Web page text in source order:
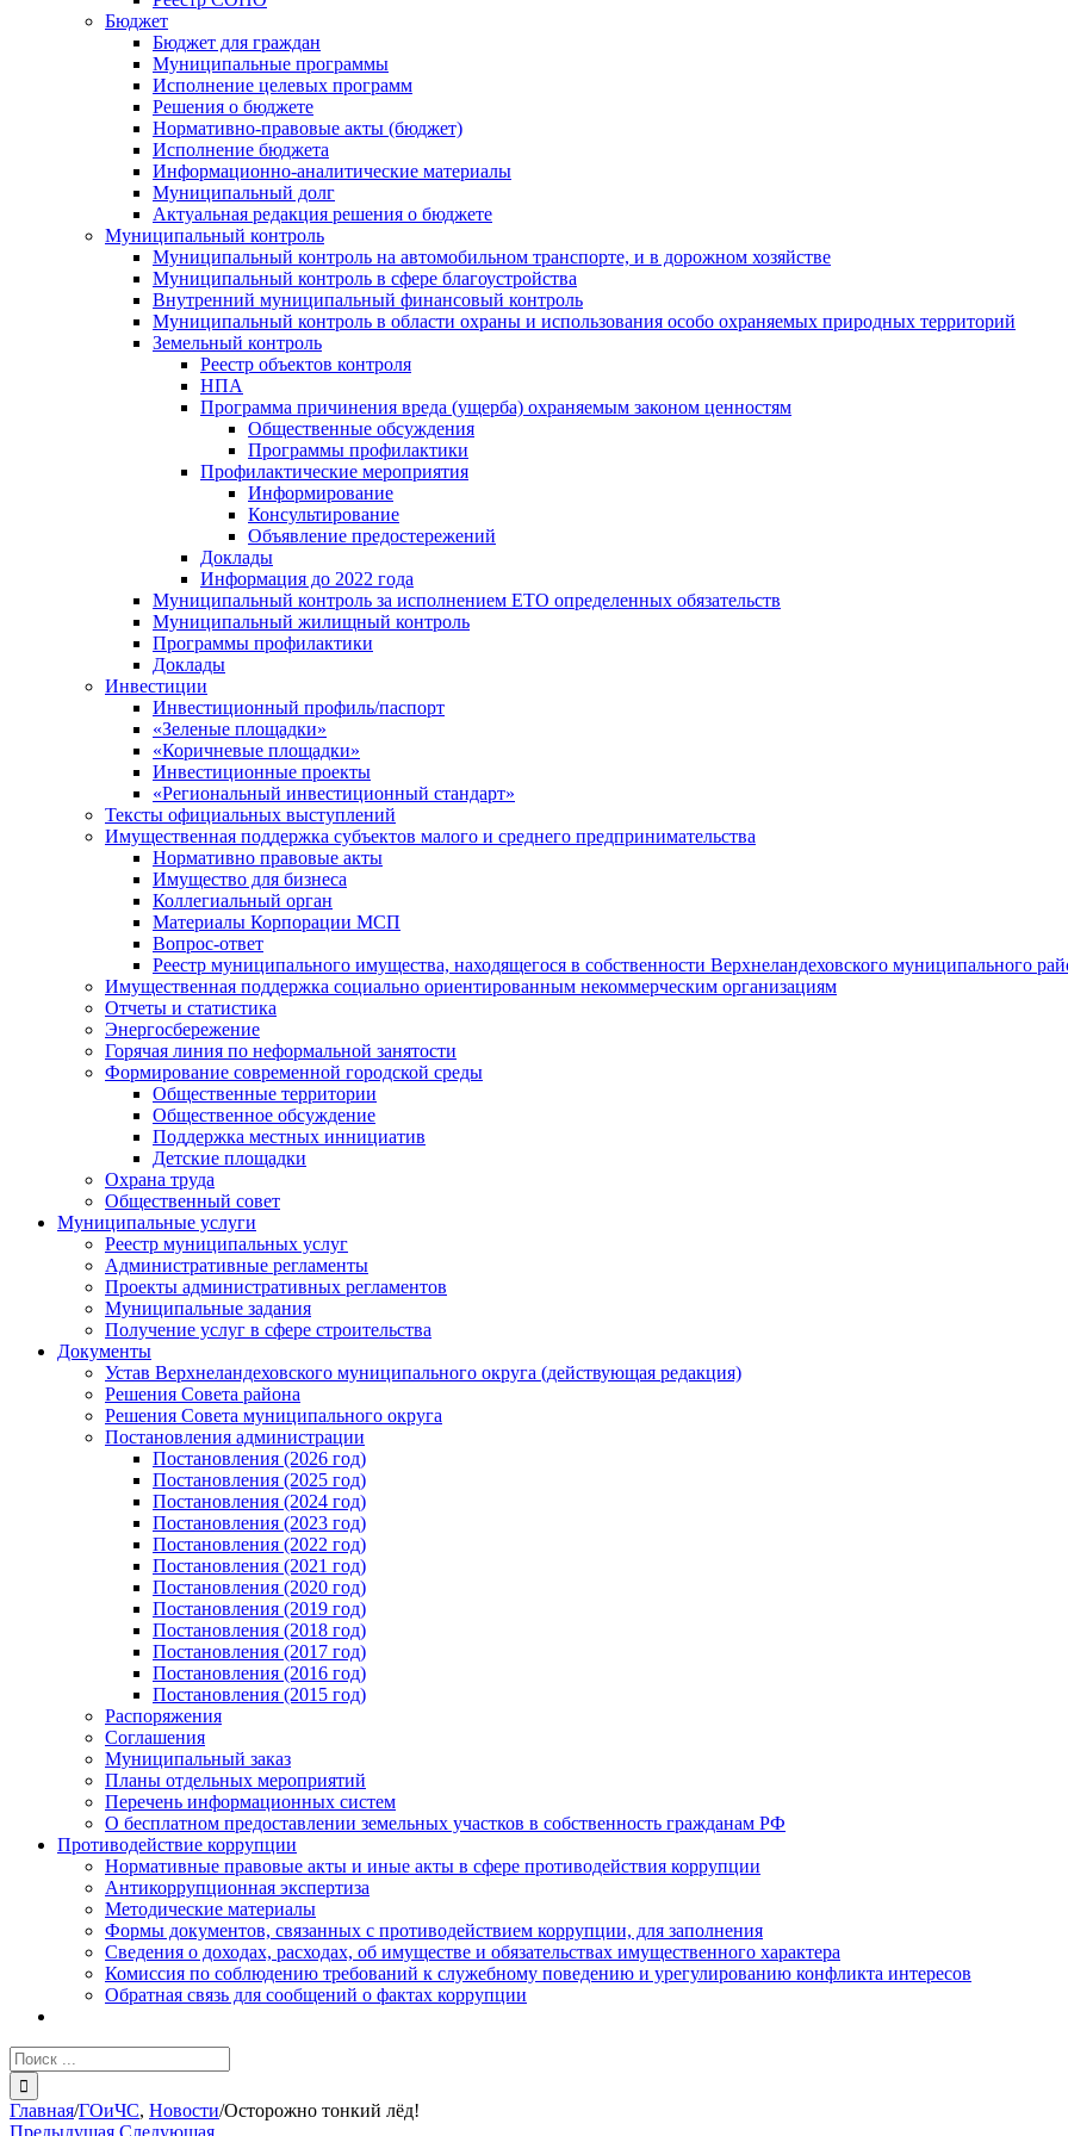
Бюджет
Бюджет для граждан
Муниципальные программы
Исполнение целевых программ
Решения о бюджете
Нормативно-правовые акты (бюджет)
Исполнение бюджета
Информационно-аналитические материалы
Муниципальный долг
Актуальная редакция решения о бюджете
Муниципальный контроль
Муниципальный контроль на автомобильном транспорте, и в дорожном хозяйстве
Муниципальный контроль в сфере благоустройства
Внутренний муниципальный финансовый контроль
Муниципальный контроль в области охраны и использования особо охраняемых природных территорий
Земельный контроль
Реестр объектов контроля
НПА
Программа причинения вреда (ущерба) охраняемым законом ценностям
Общественные обсуждения
Программы профилактики
Профилактические мероприятия
Информирование
Консультирование
Объявление предостережений
Доклады
Информация до 2022 года
Муниципальный контроль за исполнением ЕТО определенных обязательств
Муниципальный жилищный контроль
Программы профилактики
Доклады
Инвестиции
Инвестиционный профиль/паспорт
«Зеленые площадки»
«Коричневые площадки»
Инвестиционные проекты
«Региональный инвестиционный стандарт»
Тексты официальных выступлений
Имущественная поддержка субъектов малого и среднего предпринимательства
Нормативно правовые акты
Имущество для бизнеса
Коллегиальный орган
Материалы Корпорации МСП
Вопрос-ответ
Реестр муниципального имущества, находящегося в собственности Верхнеландеховского муниципального
Имущественная поддержка социально ориентированным некоммерческим организациям
Отчеты и статистика
Энергосбережение
Горячая линия по неформальной занятости
Формирование современной городской среды
Общественные территории
Общественное обсуждение
Поддержка местных иннициатив
Детские площадки
Охрана труда
Общественный совет
Муниципальные услуги
Реестр муниципальных услуг
Административные регламенты
Проекты административных регламентов
Муниципальные задания
Получение услуг в сфере строительства
Документы
Устав Верхнеландеховского муниципального округа (действующая редакция)
Решения Совета района
Решения Совета муниципального округа
Постановления администрации
Постановления (2026 год)
Постановления (2025 год)
Постановления (2024 год)
Постановления (2023 год)
Постановления (2022 год)
Постановления (2021 год)
Постановления (2020 год)
Постановления (2019 год)
Постановления (2018 год)
Постановления (2017 год)
Постановления (2016 год)
Постановления (2015 год)
Распоряжения
Соглашения
Муниципальный заказ
Планы отдельных мероприятий
Перечень информационных систем
О бесплатном предоставлении земельных участков в собственность гражданам РФ
Противодействие коррупции
Нормативные правовые акты и иные акты в сфере противодействия коррупции
Антикоррупционная экспертиза
Методические материалы
Формы документов, связанных с противодействием коррупции, для заполнения
Сведения о доходах, расходах, об имуществе и обязательствах имущественного характера
Комиссия по соблюдению требований к служебному поведению и урегулированию конфликта интересов
Обратная связь для сообщений о фактах коррупции
Результат
поиска:
Главная/ГОиЧС, Новости/Осторожно тонкий лёд!
Предыдущая Следующая